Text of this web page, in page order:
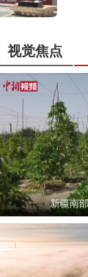
视觉焦点
“百列万人”
新疆南